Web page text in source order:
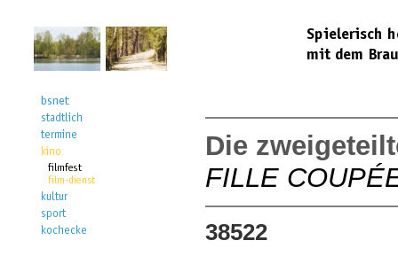
Die
FILLE
38522